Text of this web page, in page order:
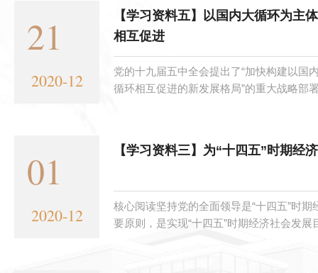
21
2020-12
【学习资料五】以国内大循环为主
相互促进
党的十九届五中全会提出了“加快构建以国
循环相互促进的新发展格局”的重大战略部
01
2020-12
【学习资料三】为“十四五”时期经
核心阅读坚持党的全面领导是“十四五”时
要原则，是实现“十四五”时期经济社会发展